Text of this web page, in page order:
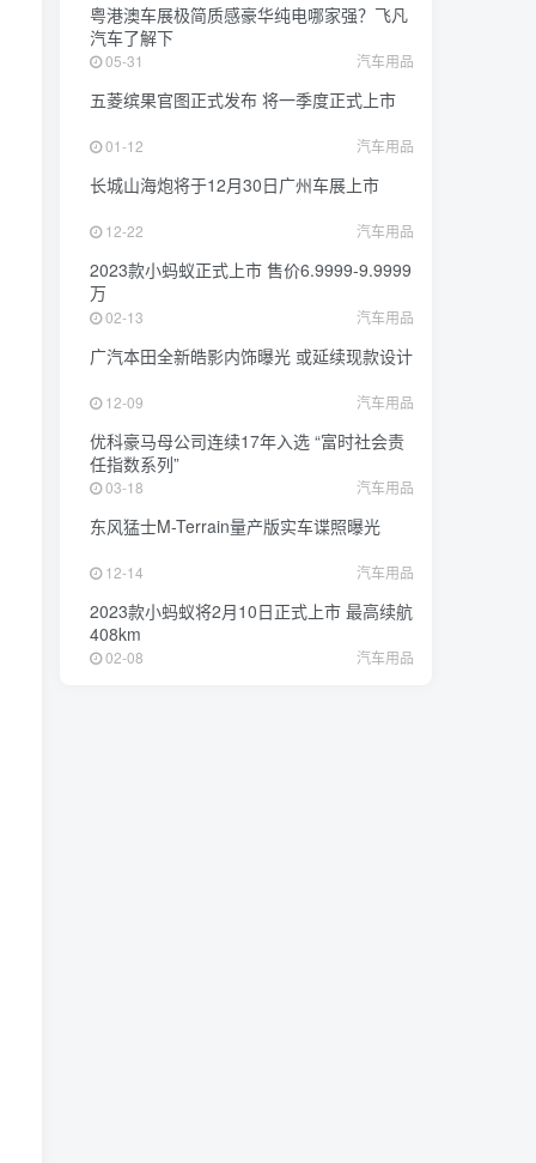
粤港澳车展极简质感豪华纯电哪家强？飞凡
汽车了解下
05-31 汽车用品
五菱缤果官图正式发布 将一季度正式上市
01-12 汽车用品
长城山海炮将于12月30日广州车展上市
12-22 汽车用品
2023款小蚂蚁正式上市 售价6.9999-9.9999
万
02-13 汽车用品
广汽本田全新皓影内饰曝光 或延续现款设计
12-09 汽车用品
优科豪马母公司连续17年入选 “富时社会责
任指数系列”
03-18 汽车用品
东风猛士M-Terrain量产版实车谍照曝光
12-14 汽车用品
2023款小蚂蚁将2月10日正式上市 最高续航
408km
02-08 汽车用品